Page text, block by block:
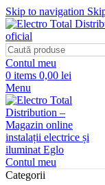
Skip to navigation
Contul meu
0 items 0,00 lei
Menu
Contul meu
Categorii